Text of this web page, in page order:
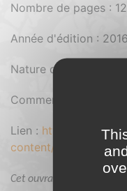
Nombre de pages : 12
Année d'édition : 2016
Nature du document :
Comment se
Lien : https://cibe.fr/
content/uploads/
Cet ouvrage fait partie